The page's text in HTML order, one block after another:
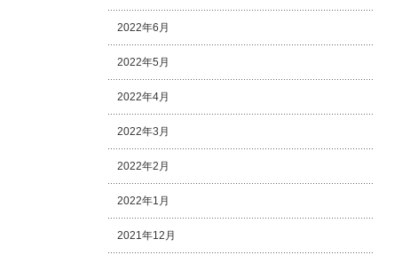
2022年6月
2022年5月
2022年4月
2022年3月
2022年2月
2022年1月
2021年12月